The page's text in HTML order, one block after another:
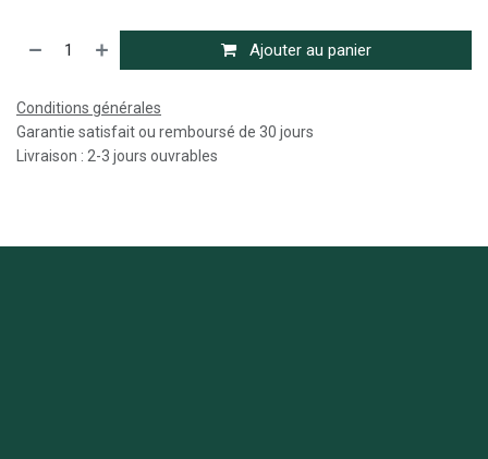
Ajouter au panier
Conditions générales
Garantie satisfait ou remboursé de 30 jours
Livraison : 2-3 jours ouvrables